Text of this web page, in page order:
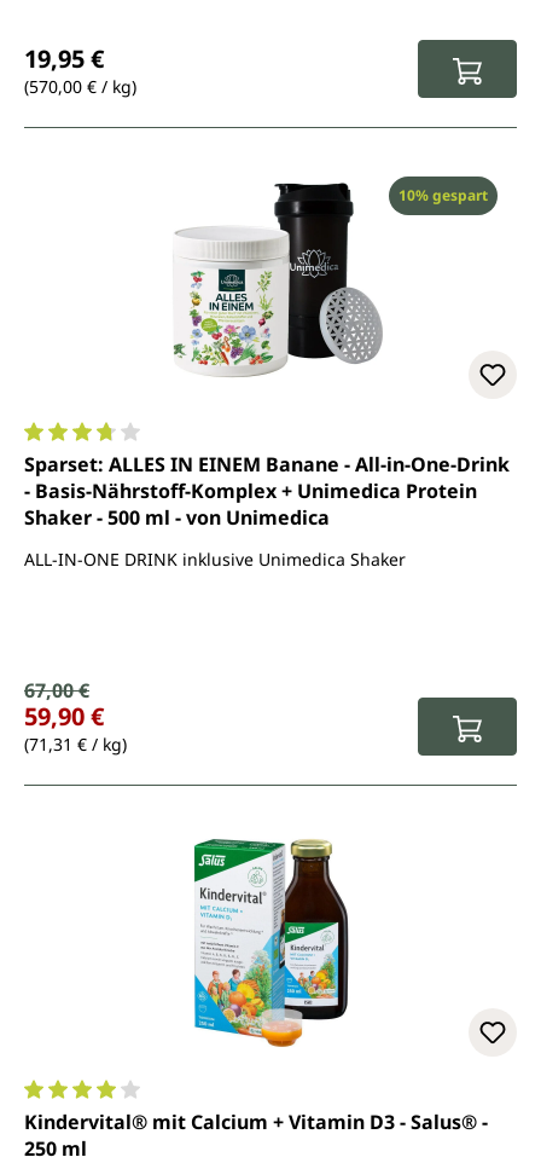
19,95 €
(570,00 € / kg)
Rabatt
10% gespart
Durchschnittliche Bewertung von 3.8 von 5 Sternen
Sparset: ALLES IN EINEM Banane - All-in-One-Drink
- Basis-Nährstoff-Komplex + Unimedica Protein
Shaker - 500 ml - von Unimedica
ALL-IN-ONE DRINK inklusive Unimedica Shaker
Verkaufspreis:
Regulärer Preis:
67,00 €
59,90 €
(71,31 € / kg)
Durchschnittliche Bewertung von 4 von 5 Sternen
Kindervital® mit Calcium + Vitamin D3 - Salus® -
250 ml